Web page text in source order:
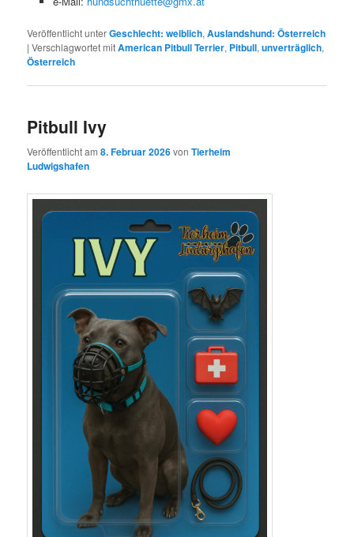
Veröffentlicht unterGeschlecht: weiblich,Auslandshund: Österreich
|Verschlagwortet mitAmerican Pitbull Terrier, Pitbull,unverträglich,
Österreich
Pitbull Ivy
Veröffentlicht am8. Februar 2026vonTierheim
Ludwigshafen